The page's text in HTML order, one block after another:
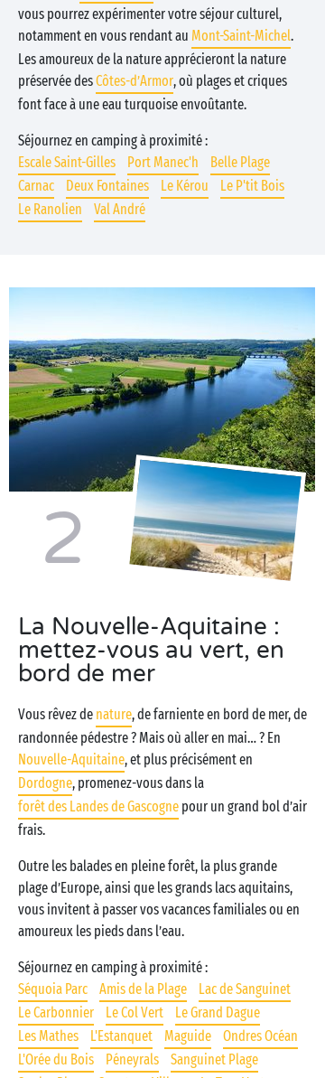
vous pourrez expérimenter votre séjour culturel,
notamment en vous rendant au Mont-Saint-Michel.
Les amoureux de la nature apprécieront la nature
préservée desCôtes-d’Armor, où plages et criques
font face à une eau turquoise envoûtante.
Séjournez en camping à proximité :
Escale Saint-Gilles
Port Manec'h
Belle Plage
Carnac
Deux Fontaines Le Kérou
Le P'tit Bois
Le Ranolien
Val André
2
La Nouvelle-Aquitaine :
mettez-vous au vert, en
bord de mer
Vous rêvez de nature, de farniente en bord de mer, de
randonnée pédestre ? Mais où aller en mai… ? En
Nouvelle-Aquitaine, et plus précisément en
Dordogne, promenez-vous dans la
forêt des Landes de Gascogne pour un grand bol d’air
frais.
Outre les balades en pleine forêt, la plus grande
plage d’Europe, ainsi que les grands lacs aquitains,
vous invitent à passer vos vacances familiales ou en
amoureux les pieds dans l’eau.
Séjournez en camping à proximité :
Séquoia Parc
Amis de la Plage
Lac de Sanguinet
Le Carbonnier
Le Col Vert
Le Grand Dague
Les Mathes
L'Estanquet Maguide
Ondres Océan
L'Orée du Bois
Péneyrals
Sanguinet Plage